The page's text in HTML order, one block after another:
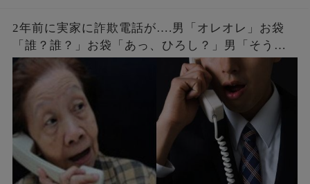
ンは？
2年前に実家に詐欺電話が….男「オレオレ」お袋
「誰？誰？」お袋「あっ、ひろし？」男「そうだ
よ母さん、ひろしだよ」母の驚愕な破壊力のある
返しとはw